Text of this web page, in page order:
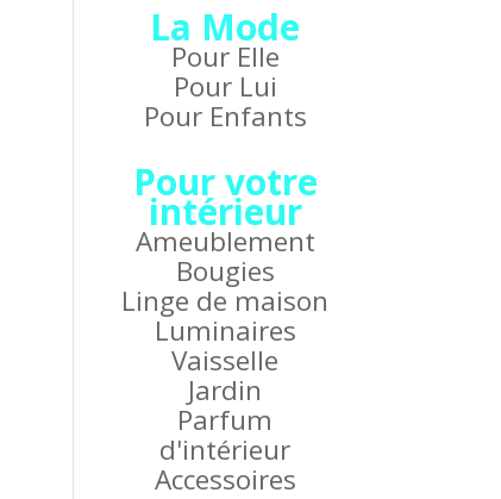
La Mode
Pour Elle
Pour Lui
Pour Enfants
Pour votre
intérieur
Ameublement
Bougies
Linge de maison
Luminaires
Vaisselle
Jardin
Parfum
d'intérieur
Accessoires